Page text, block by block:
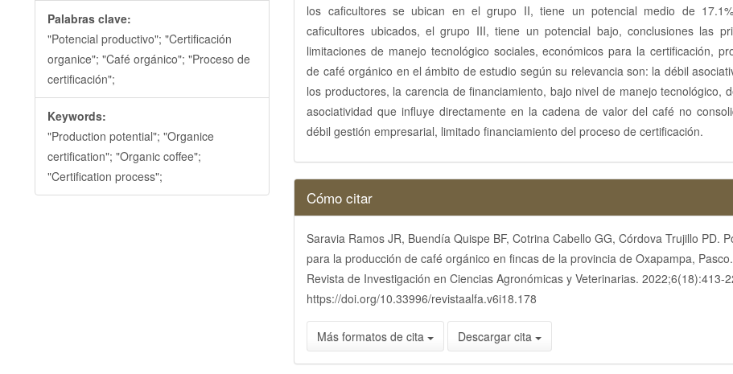
Palabras clave:
"Potencial productivo"; "Certificación
organice"; "Café orgánico"; "Proceso de
certificación";
Keywords:
"Production potential"; "Organice
certification"; "Organic coffee";
"Certification process";
los caficultores se ubican en el grupo II, tiene un potencial medio de
caficultores ubicados, el grupo III, tiene un potencial bajo, conclusiones las
limitaciones de manejo tecnológico sociales, económicos para la certificación,
de café orgánico en el ámbito de estudio según su relevancia son: la débil
los productores, la carencia de financiamiento, bajo nivel de manejo tecnológico,
asociatividad que influye directamente en la cadena de valor del café no
débil gestión empresarial, limitado financiamiento del proceso de certificación.
Detalles
del
artículo
Cómo citar
Saravia Ramos JR, Buendía Quispe BF, Cotrina Cabello GG, Córdova Trujillo PD.
para la producción de café orgánico en fincas de la provincia de Oxapampa,
Revista de Investigación en Ciencias Agronómicas y Veterinarias. 2022;6(18):413-
https://doi.org/10.33996/revistaalfa.v6i18.178
Más formatos de cita Descargar cita